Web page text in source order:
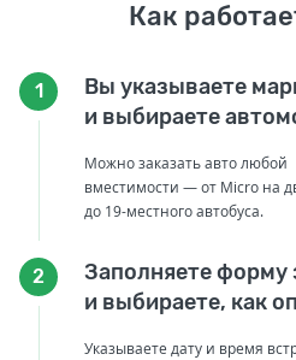
Как
1
Вы указываете
и выбираете
Можно заказать авто любой
вместимости — от Micro на
до 19-местного автобуса.
2
Заполняете форму
и выбираете, как
Указываете дату и время